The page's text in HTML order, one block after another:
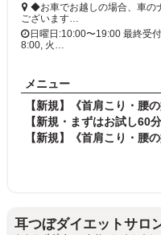
◆お車でお越しの場合、車の
ございます…
日曜日:10:00〜19:00 最終受
8:00, 火…
メニュー
耳つぼダイエットサロ